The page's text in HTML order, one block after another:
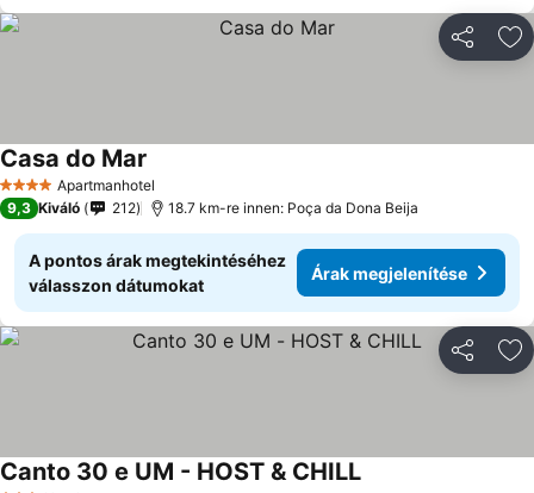
4 KategóriaApartmanhotel
Casa do Mar
9,3 Kiváló 212 18.7 km-re innen: Poça da Dona Beija
A pontos árak megtekintéséhez
válasszon dátumokat
Árak megjelenítése
Canto 30 e UM - HOST & CHILL